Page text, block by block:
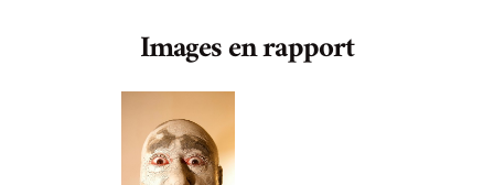
Images en rapport